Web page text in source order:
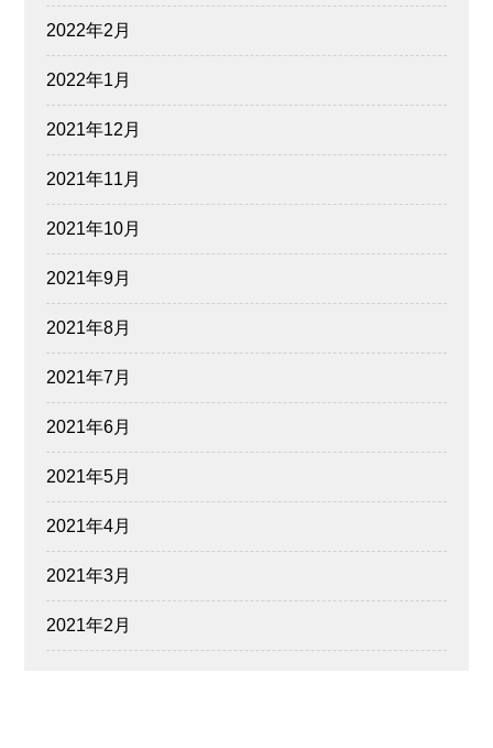
2022年2月
2022年1月
2021年12月
2021年11月
2021年10月
2021年9月
2021年8月
2021年7月
2021年6月
2021年5月
2021年4月
2021年3月
2021年2月